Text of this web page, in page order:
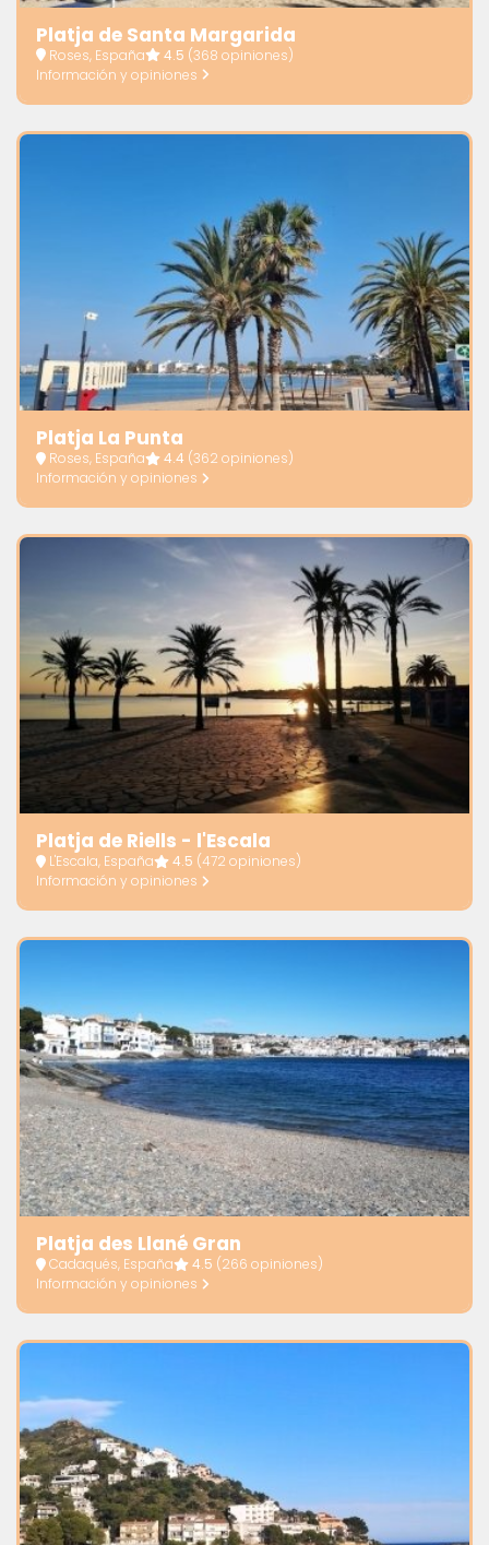
Platja de Santa Margarida
Roses, España 4.5 (368 opiniones)
Información y opiniones
Platja La Punta
Roses, España 4.4 (362 opiniones)
Información y opiniones
Platja de Riells - l'Escala
L'Escala, España 4.5 (472 opiniones)
Información y opiniones
Platja des Llané Gran
Cadaqués, España 4.5 (266 opiniones)
Información y opiniones